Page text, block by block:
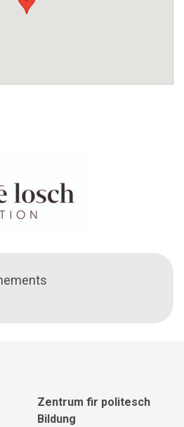
Zentrum fir politesch
Bildung